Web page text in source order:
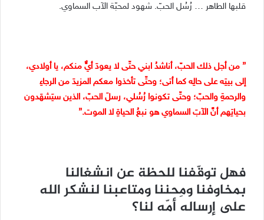
قلبها الطاهر … رُسُل الحبّ. شهود لمحبّة الآب السماوي.
” من أجل ذلك الحبّ، أناشدُ ابني حتّى لا يعودَ أيٌّ منكم، يا أولادي،
إلى بيتِه على حالِه كما أتى؛ وحتّى تأخذوا معكم المزيدَ من الرجاءِ
والرحمةِ والحبّ؛ وحتّى تكونوا رُسُلي، رسلَ الحبّ، الذين سيَشهَدون
بحياتِهم أنَّ الآبَ السماوي هو نبعُ الحياةِ لا الموت.”
فهل توقّفنا للحظة عن انشغالنا
بمخاوفنا ومِحننا ومتاعبنا لنشكر الله
على إرساله أمّه لنا؟